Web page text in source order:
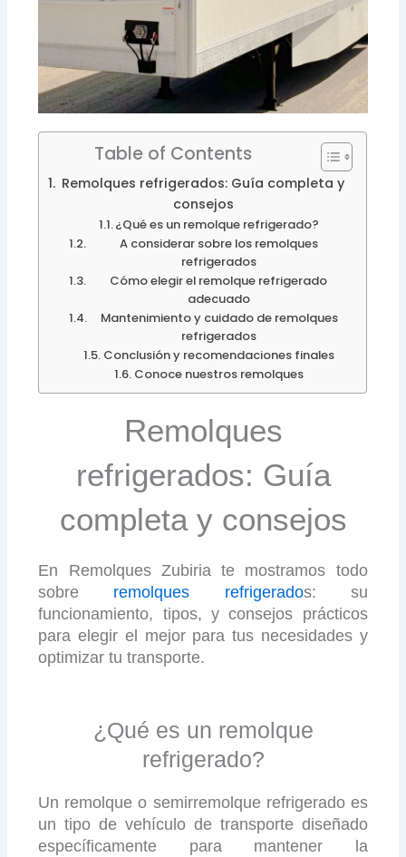
Table of Contents
Remolques refrigerados: Guía completa y
consejos
¿Qué es un remolque refrigerado?
A considerar sobre los remolques
refrigerados
Cómo elegir el remolque refrigerado
adecuado
Mantenimiento y cuidado de remolques
refrigerados
Conclusión y recomendaciones finales
Conoce nuestros remolques
Remolques
refrigerados: Guía
completa y consejos
En Remolques Zubiria te mostramos todo
sobre remolques refrigerados: su
funcionamiento, tipos, y consejos prácticos
para elegir el mejor para tus necesidades y
optimizar tu transporte.
¿Qué es un remolque
refrigerado?
Un remolque o semirremolque refrigerado es
un tipo de vehículo de transporte diseñado
específicamente para mantener la